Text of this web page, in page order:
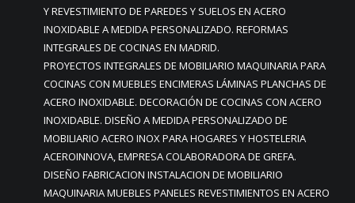
Y REVESTIMIENTO DE PAREDES Y SUELOS EN ACERO
INOXIDABLE A MEDIDA PERSONALIZADO. REFORMAS
INTEGRALES DE COCINAS EN MADRID.
PROYECTOS INTEGRALES DE MOBILIARIO MAQUINARIA PARA
COCINAS CON MUEBLES ENCIMERAS LÁMINAS PLANCHAS DE
ACERO INOXIDABLE. DECORACIÓN DE COCINAS CON ACERO
INOXIDABLE. DISEÑO A MEDIDA PERSONALIZADO DE
MOBILIARIO ACERO INOX PARA HOGARES Y HOSTELERIA
ACEROINNOVA, EMPRESA COLABORADORA DE GREFA.
DISEÑO FABRICACION INSTALACION DE MOBILIARIO
MAQUINARIA MUEBLES PANELES REVESTIMIENTOS EN ACERO